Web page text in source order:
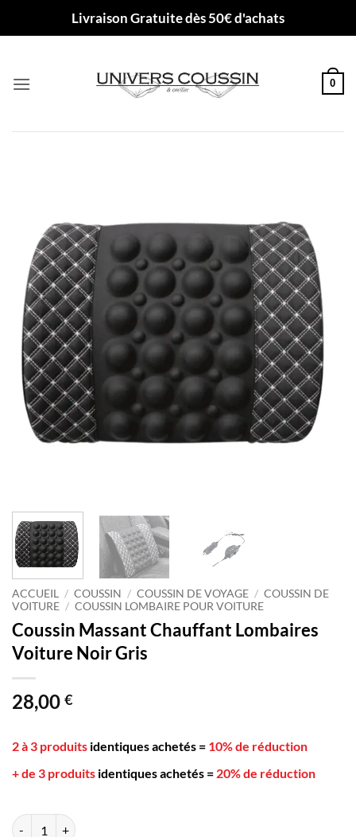
Livraison Gratuite dès 50€ d'achats
0
ACCUEIL / COUSSIN / COUSSIN DE VOYAGE / COUSSIN DE
VOITURE / COUSSIN LOMBAIRE POUR VOITURE
Coussin Massant Chauffant Lombaires
Voiture Noir Gris
28,00 €
2 à 3 produits identiques achetés = 10% de réduction
+ de 3 produits identiques achetés = 20% de réduction
quantité de Coussin Massant Chauffant Lombaires Voiture Noir Gris